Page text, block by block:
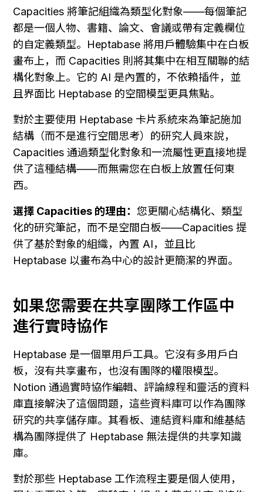
Capacities 將筆記組織為類型化對象——每個筆記
都是一個人物、書籍、論文、會議或帶有定義欄位
的自定義類型。Heptabase 將用戶體驗集中在白板
畫布上，而 Capacities 則將其集中在相互關聯的結
構化對象上。它的 AI 是內置的，不依賴插件，並
且界面比 Heptabase 的空間模型更具焦點。
對於主要使用 Heptabase 卡片系統來為筆記施加
結構（而不是進行空間思考）的研究人員來說，
Capacities 通過類型化對象和一流屬性更直接地提
供了這種結構——而無需您在白板上放置任何東
西。
選擇 Capacities 的理由： 您更關心結構化、類型
化的研究筆記，而不是空間白板——Capacities 提
供了基於對象的組織，內置 AI，並且比
Heptabase 以畫布為中心的設計更簡潔的界面。
如果您需要在共享團隊工作區中
進行實時協作
Heptabase 是一個單用戶工具。它沒有多用戶白
板，沒有共享畫布，也沒有團隊的權限模型。
Notion 通過實時協作編輯、評論線程和靈活的資料
庫直接解決了這個問題，這些資料庫可以作為團隊
研究的共享儲存庫。其看板、連結資料庫和維基結
構為團隊提供了 Heptabase 無法提供的共享知識
庫。
對於那些 Heptabase 工作流程主要是個人使用，